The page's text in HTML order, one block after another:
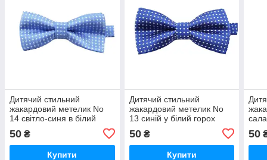
Дитячий стильний
жакардовий метелик No
14 світло-синя в білий
50 ₴
Купити
Дитячий стильний
жакардовий метелик No
13 синій у білий горох
50₴
Купити
50